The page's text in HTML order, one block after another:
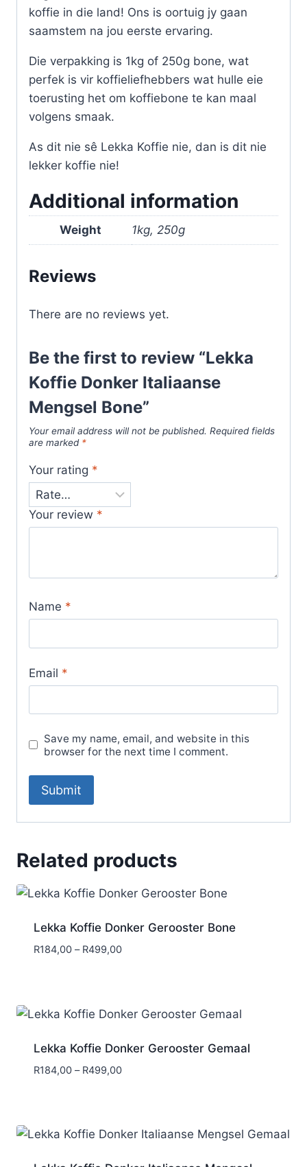
koffie in die land! Ons is oortuig jy gaan
saamstem na jou eerste ervaring.
Die verpakking is 1kg of 250g bone, wat
perfek is vir koffieliefhebbers wat hulle eie
toerusting het om koffiebone te kan maal
volgens smaak.
As dit nie sê Lekka Koffie nie, dan is dit nie
lekker koffie nie!
Additional information
Weight 1kg, 250g
Reviews
There are no reviews yet.
Be the first to review “Lekka
Koffie Donker Italiaanse
Mengsel Bone”
Your email address will not be published. Required fields
are marked *
Your rating *
Your review *
Name *
Email *
Save my name, email, and website in this
browser for the next time I comment.
Related products
Lekka Koffie Donker Gerooster Bone
R184,00 – R499,00Price
R499,00
Lekka Koffie Donker Gerooster Gemaal
R184,00 – R499,00Price
R499,00